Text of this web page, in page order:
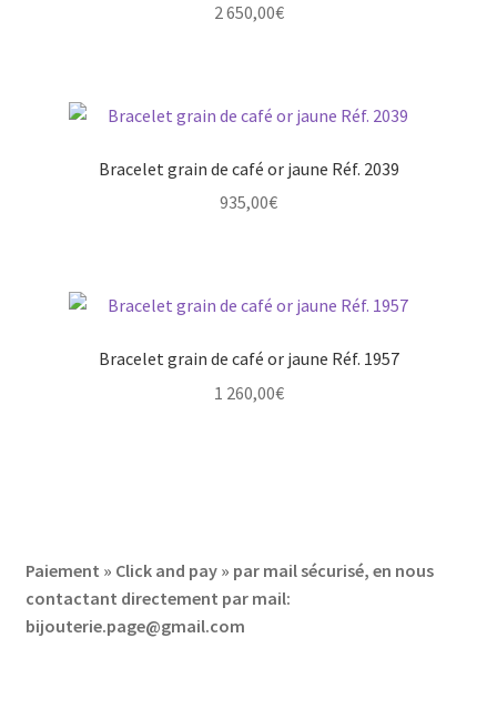
2 650,00€
Bracelet grain de café or jaune Réf. 2039
935,00€
Bracelet grain de café or jaune Réf. 1957
1 260,00€
Paiement » Click and pay » par mail sécurisé, en nous
contactant directement par mail:
bijouterie.page@gmail.com